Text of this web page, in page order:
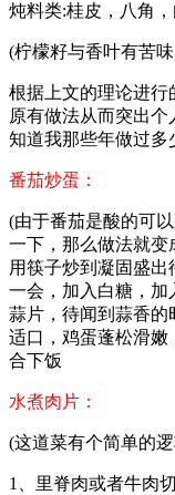
炖料类:桂皮，八角
(柠檬籽与香叶有苦
根据上文的理论进行
原有做法从而突出
知道我那些年做过多
番茄炒蛋：
(由于番茄是酸的可
一下，那么做法就变
用筷子炒到凝固盛
一会，加入白糖，加
蒜片，待闻到蒜香的
适口，鸡蛋蓬松滑嫩
合下饭
水煮肉片：
(这道菜有个简单的
1、里脊肉或者牛肉